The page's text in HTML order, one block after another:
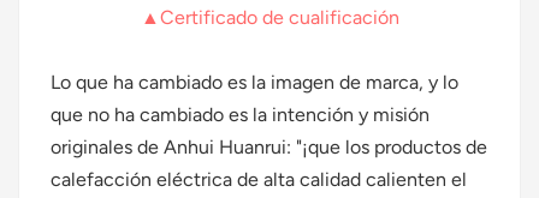
▲Certificado de cualificación
Lo que ha cambiado es la imagen de marca, y lo
que no ha cambiado es la intención y misión
originales de Anhui Huanrui: "¡que los productos de
calefacción eléctrica de alta calidad calienten el